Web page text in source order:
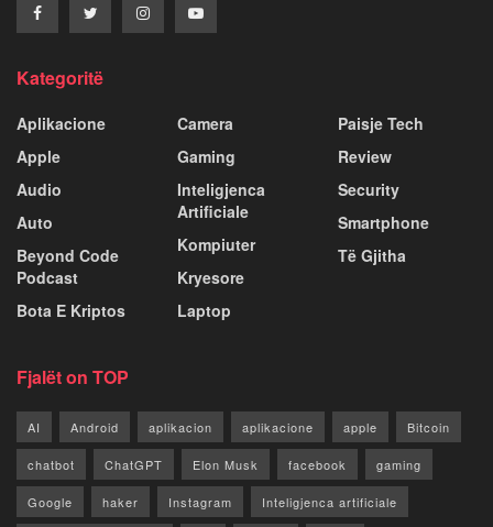
Kategoritë
Aplikacione
Apple
Audio
Auto
Beyond Code
Podcast
Bota E Kriptos
Camera
Gaming
Inteligjenca
Artificiale
Kompiuter
Kryesore
Laptop
Paisje Tech
Review
Security
Smartphone
Të Gjitha
Fjalët on TOP
AI Android aplikacion aplikacione apple Bitcoin
chatbot ChatGPT Elon Musk facebook gaming
Google haker Instagram Inteligjenca artificiale